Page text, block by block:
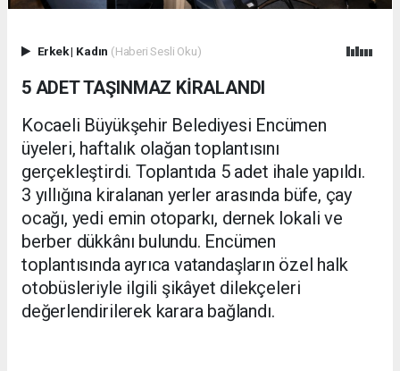
Erkek| Kadın (Haberi Sesli Oku)
5 ADET TAŞINMAZ KİRALANDI
Kocaeli Büyükşehir Belediyesi Encümen
üyeleri, haftalık olağan toplantısını
gerçekleştirdi. Toplantıda 5 adet ihale yapıldı.
3 yıllığına kiralanan yerler arasında büfe, çay
ocağı, yedi emin otoparkı, dernek lokali ve
berber dükkânı bulundu. Encümen
toplantısında ayrıca vatandaşların özel halk
otobüsleriyle ilgili şikâyet dilekçeleri
değerlendirilerek karara bağlandı.